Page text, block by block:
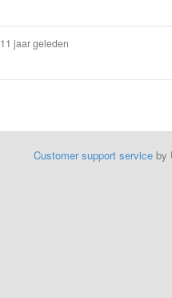
11 jaar geleden
Customer support serviceby